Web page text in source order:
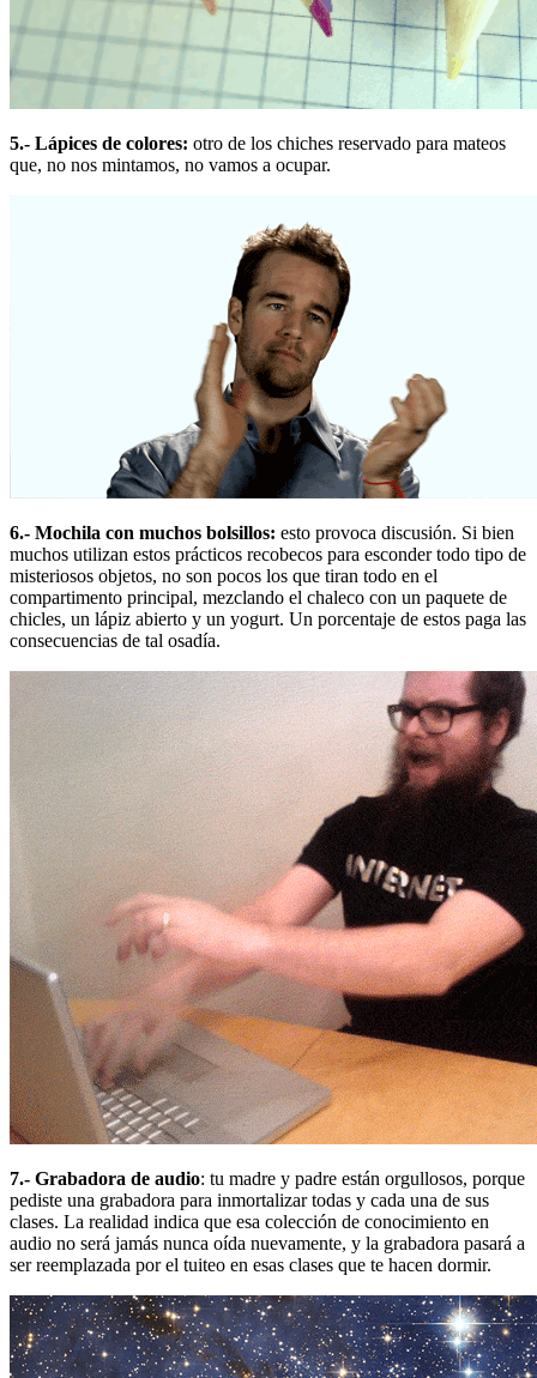
5.- Lápices de colores: otro de los chiches reservado para mateos
que, no nos mintamos, no vamos a ocupar.
6.- Mochila con muchos bolsillos: esto provoca discusión. Si bien
muchos utilizan estos prácticos recobecos para esconder todo tipo de
misteriosos objetos, no son pocos los que tiran todo en el
compartimento principal, mezclando el chaleco con un paquete de
chicles, un lápiz abierto y un yogurt. Un porcentaje de estos paga las
consecuencias de tal osadía.
7.- Grabadora de audio: tu madre y padre están orgullosos, porque
pediste una grabadora para inmortalizar todas y cada una de sus
clases. La realidad indica que esa colección de conocimiento en
audio no será jamás nunca oída nuevamente, y la grabadora pasará a
ser reemplazada por el tuiteo en esas clases que te hacen dormir.